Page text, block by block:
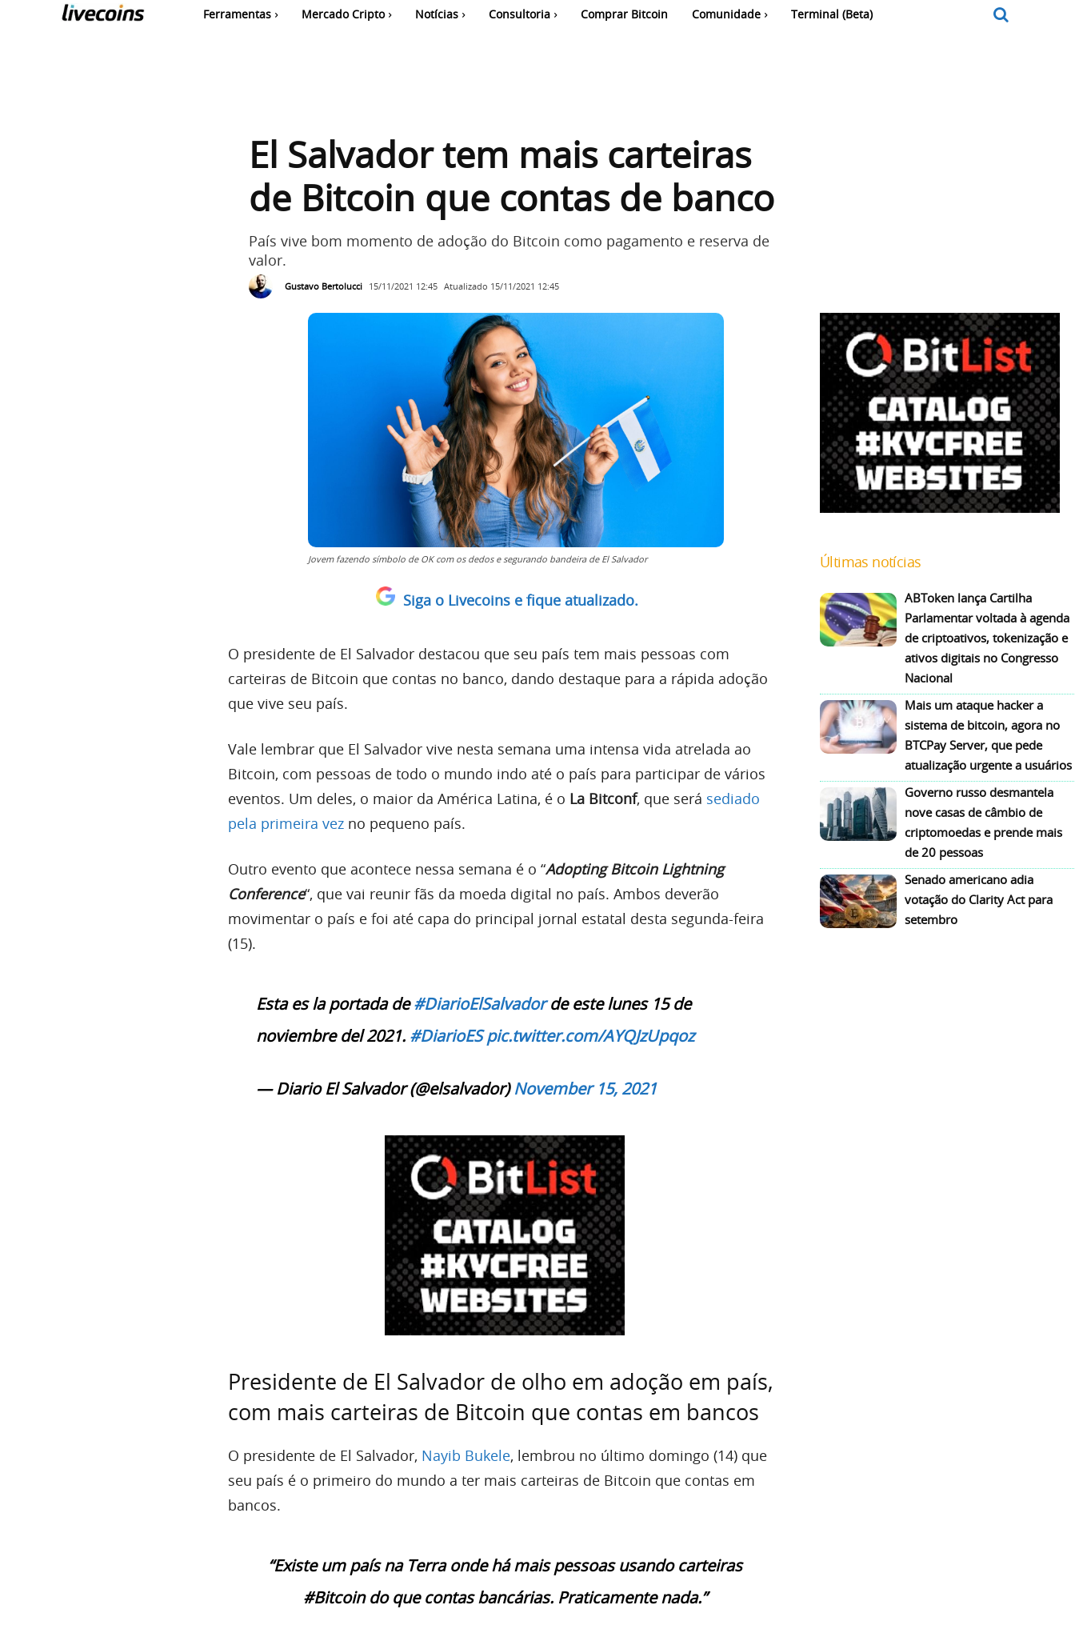
Ferramentas Mercado Cripto Notícias Consultoria Comprar Bitcoin Comunidade Terminal (Beta)
El Salvador tem mais carteiras
de Bitcoin que contas de banco
País vive bom momento de adoção do Bitcoin como pagamento e reserva de
valor.
Gustavo Bertolucci 15/11/2021 12:45 Atualizado 15/11/2021 12:45
Jovem fazendo símbolo de OK com os dedos e segurando bandeira de El Salvador
Siga o Livecoins e fique atualizado.
O presidente de El Salvador destacou que seu país tem mais pessoas com
carteiras de Bitcoin que contas no banco, dando destaque para a rápida adoção
que vive seu país.
Vale lembrar que El Salvador vive nesta semana uma intensa vida atrelada ao
Bitcoin, com pessoas de todo o mundo indo até o país para participar de vários
eventos. Um deles, o maior da América Latina, é o La Bitconf, que será sediado
pela primeira vez no pequeno país.
Outro evento que acontece nessa semana é o “Adopting Bitcoin Lightning
Conference“, que vai reunir fãs da moeda digital no país. Ambos deverão
movimentar o país e foi até capa do principal jornal estatal desta segunda-feira
(15).
Esta es la portada de#DiarioElSalvadorde este lunes 15 de
noviembre del 2021. #DiarioES pic.twitter.com/AYQJzUpqoz
— Diario El Salvador (@elsalvador)November 15, 2021
Presidente de El Salvador de olho em adoção em país,
com mais carteiras de Bitcoin que contas em bancos
O presidente de El Salvador, Nayib Bukele, lembrou no último domingo (14) que
seu país é o primeiro do mundo a ter mais carteiras de Bitcoin que contas em
bancos.
“Existe um país na Terra onde há mais pessoas usando carteiras
#Bitcoin do que contas bancárias. Praticamente nada.”
Últimas notícias
ABToken lança Cartilha
Parlamentar voltada à agenda
de criptoativos, tokenização e
ativos digitais no Congresso
Nacional
Mais um ataque hacker a
sistema de bitcoin, agora no
BTCPay Server, que pede
atualização urgente a usuários
Governo russo desmantela
nove casas de câmbio de
criptomoedas e prende mais
de 20 pessoas
Senado americano adia
votação do Clarity Act para
setembro